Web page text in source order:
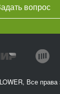
вопрос
Все